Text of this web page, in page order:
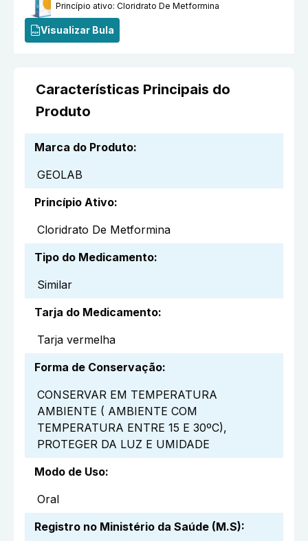
Princípio ativo: Cloridrato De Metformina
Visualizar Bula
Características Principais do
Produto
Marca do Produto:
GEOLAB
Princípio Ativo:
Cloridrato De Metformina
Tipo do Medicamento:
Similar
Tarja do Medicamento:
Tarja vermelha
Forma de Conservação:
CONSERVAR EM TEMPERATURA
AMBIENTE ( AMBIENTE COM
TEMPERATURA ENTRE 15 E 30ºC),
PROTEGER DA LUZ E UMIDADE
Modo de Uso:
Oral
Registro no Ministério da Saúde (M.S):